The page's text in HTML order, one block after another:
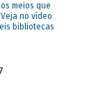
meios que
no vídeo
bibliotecas